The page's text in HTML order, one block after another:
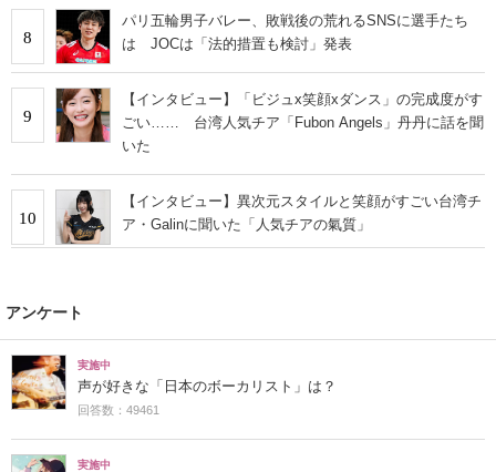
8
パリ五輪男子バレー、敗戦後の荒れるSNSに選手たち
は JOCは「法的措置も検討」発表
9
【インタビュー】「ビジュx笑顔xダンス」の完成度がす
ごい…… 台湾人気チア「Fubon Angels」丹丹に話を聞
いた
10
【インタビュー】異次元スタイルと笑顔がすごい台湾チ
ア・Galinに聞いた「人気チアの氣質」
アンケート
実施中
声が好きな「日本のボーカリスト」は？
回答数：49461
実施中